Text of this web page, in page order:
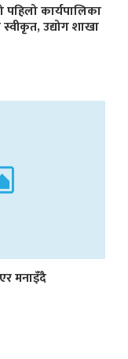
कार्यपालिका
उद्योग शाखा
मनाइँदै